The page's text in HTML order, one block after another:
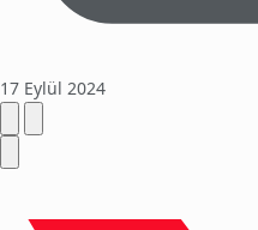
17 Eylül 2024